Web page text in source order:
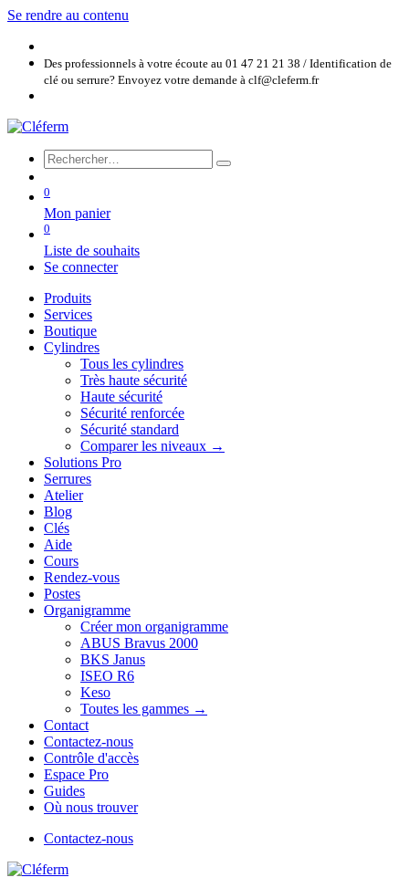
Se rendre au contenu
Des professionnels à votre écoute au 01 47 21 21 38 / Identification de
clé ou serrure? Envoyez votre demande à clf@cleferm.fr
0
Mon panier
0
Liste de souhaits
Se connecter
Produits
Services
Boutique
Cylindres
Tous les cylindres
Très haute sécurité
Haute sécurité
Sécurité renforcée
Sécurité standard
Comparer les niveaux →
Solutions Pro
Serrures
Atelier
Blog
Clés
Aide
Cours
Rendez-vous
Postes
Organigramme
Créer mon organigramme
ABUS Bravus 2000
BKS Janus
ISEO R6
Keso
Toutes les gammes →
Contact
Contactez-nous
Contrôle d'accès
Espace Pro
Guides
Où nous trouver
Contactez-nous